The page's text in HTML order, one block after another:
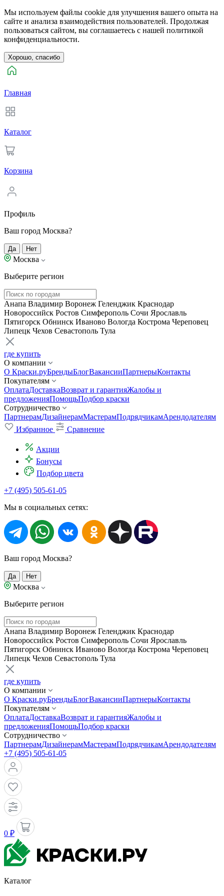
Мы используем файлы cookie для улучшения вашего опыта на
сайте и анализа взаимодействия пользователей. Продолжая
пользоваться сайтом, вы соглашаетесь с нашей политикой
конфиденциальности.
Хорошо, спасибо
Главная
Каталог
Корзина
Профиль
Ваш город Москва?
Да Нет
Москва
Выберите регион
Анапа Владимир Воронеж Геленджик Краснодар
Новороссийск Ростов Симферополь Сочи Ярославль
Пятигорск Обнинск Иваново Вологда Кострома Череповец
Липецк Чехов Севастополь Тула
где купить
О компании
О Краски.руБрендыБлогВакансииПартнерыКонтакты
Покупателям
ОплатаДоставкаВозврат и гарантияЖалобы и
предложенияПомощьПодбор краски
Сотрудничество
ПартнерамДизайнерамМастерамПодрядчикамАрендодателям
Избранное
Сравнение
Акции
Бонусы
Подбор цвета
+7 (495) 505-61-05
Мы в социальных сетях:
Ваш город Москва?
Да Нет
Москва
Выберите регион
Анапа Владимир Воронеж Геленджик Краснодар
Новороссийск Ростов Симферополь Сочи Ярославль
Пятигорск Обнинск Иваново Вологда Кострома Череповец
Липецк Чехов Севастополь Тула
где купить
О компании
О Краски.руБрендыБлогВакансииПартнерыКонтакты
Покупателям
ОплатаДоставкаВозврат и гарантияЖалобы и
предложенияПомощьПодбор краски
Сотрудничество
ПартнерамДизайнерамМастерамПодрядчикамАрендодателям
+7 (495) 505-61-05
0 ₽
Каталог